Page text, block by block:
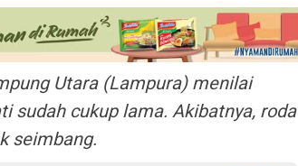
Utara (Lampura) menilai
sudah cukup lama. Akibatnya, roda
seimbang.